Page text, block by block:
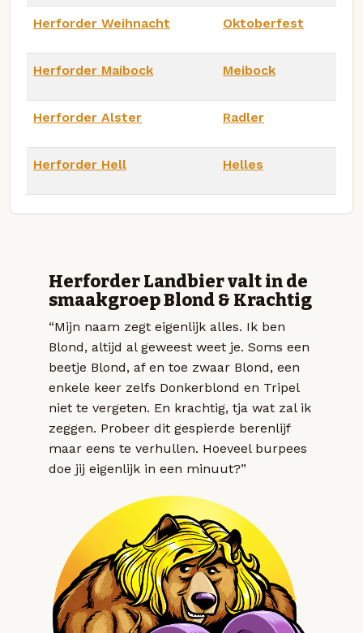
Herforder Weihnacht Oktoberfest
Herforder Maibock Meibock
Herforder Alster Radler
Herforder Hell Helles
Herforder Landbier valt in de
smaakgroep Blond & Krachtig
“Mijn naam zegt eigenlijk alles. Ik ben
Blond, altijd al geweest weet je. Soms een
beetje Blond, af en toe zwaar Blond, een
enkele keer zelfs Donkerblond en Tripel
niet te vergeten. En krachtig, tja wat zal ik
zeggen. Probeer dit gespierde berenlijf
maar eens te verhullen. Hoeveel burpees
doe jij eigenlijk in een minuut?”